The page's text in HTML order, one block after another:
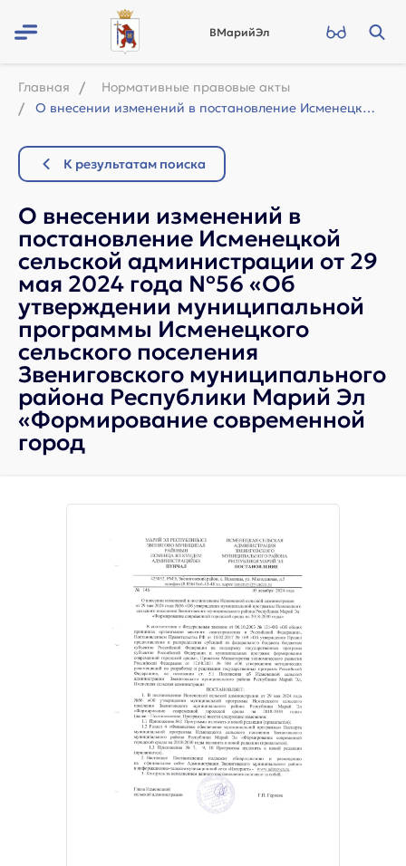
ВМарийЭл
Главная
Нормативные правовые акты
О внесении изменений в постановление Исменецкой сельской администрации от 29 ма...
К результатам поиска
О внесении изменений в
постановление Исменецкой
сельской администрации от 29
мая 2024 года №56 «Об
утверждении муниципальной
программы Исменецкого
сельского поселения
Звениговского муниципального
района Республики Марий Эл
«Формирование современной
город